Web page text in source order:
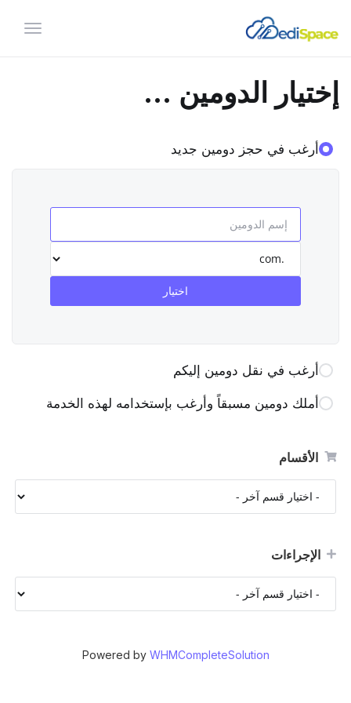
تبديل
إختيار الدومين ...
الأقسام
الإجراءات
أرغب في حجز دومين جديد
اختيار
أرغب في نقل دومين إليكم
أملك دومين مسبقاً وأرغب بإستخدامه لهذه الخدمة
Powered by WHMCompleteSolution